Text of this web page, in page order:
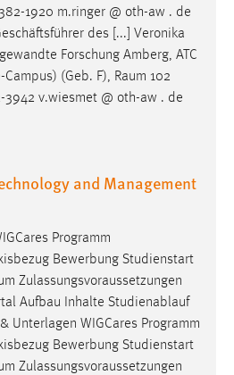
1920 m.ringer @ oth-aw . de
des [...] Veronika
Forschung Amberg, ATC
(Geb. F), Raum 102
3942 v.wiesmet @ oth-aw . de
and Management
Programm
Bewerbung Studienstart
Zulassungsvoraussetzungen
Aufbau Inhalte Studienablauf
Unterlagen WIGCares Programm
Bewerbung Studienstart
Zulassungsvoraussetzungen